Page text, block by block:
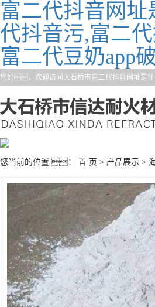
富二代抖音网址
代抖音污,富二
富二代豆奶app
您好，欢迎访问大石桥市富二代抖音网址
您当前的位置 ： 首 页 > 产品展示 >